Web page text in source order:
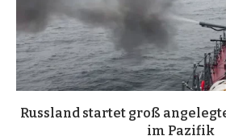
Russland startet groß
im Pazifik